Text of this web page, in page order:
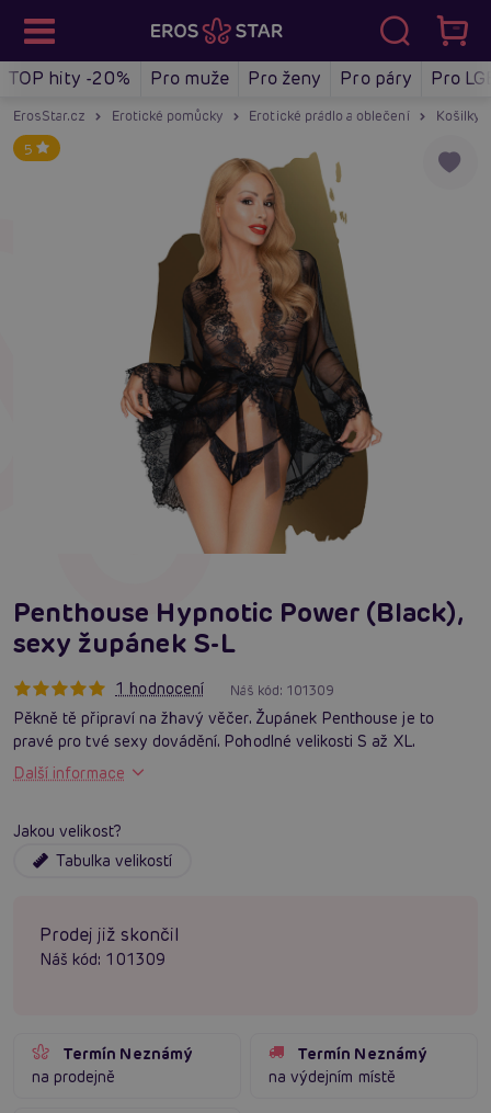
TOP hity -20% Pro muže Pro ženy Pro páry Pro
ErosStar.cz Erotické pomůcky Erotické prádlo a oblečení Košilky
5
Penthouse Hypnotic Power (Black),
sexy župánek S-L
1 hodnocení Náš kód: 101309
Pěkně tě připraví na žhavý věčer. Župánek Penthouse je to
pravé pro tvé sexy dovádění. Pohodlné velikosti S až XL.
Další informace
Jakou velikost?
Tabulka velikostí
Prodej již skončil
Náš kód: 101309
Termín Neznámý
na prodejně
Termín Neznámý
na výdejním místě